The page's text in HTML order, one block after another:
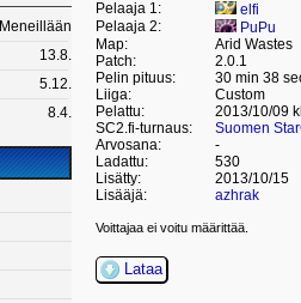
Meneillään
13.8.
5.12.
8.4.
Pelaaja 1:
elfi
Pelaaja 2:
PuPu
Map:
Arid Wastes
Patch:
2.0.1
Pelin pituus:
30 min 38
Liiga:
Custom
Pelattu:
2013/10/09
SC2.fi-turnaus:
Suomen
Arvosana:
-
Ladattu:
530
Lisätty:
2013/10/15
Lisääjä:
azhrak
Voittajaa ei voitu määrittää.
Lataa